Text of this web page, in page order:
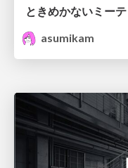
asumikam